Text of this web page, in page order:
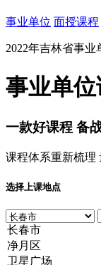
事业单位 面授课程
2022年吉林省事
事业单
一款好课程 备
课程体系重新梳理
选择上课地点